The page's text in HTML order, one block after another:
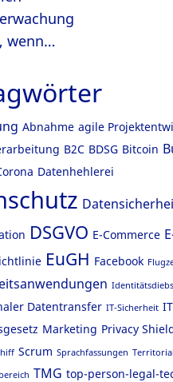
wenn…
Abnahme agile
B2C BDSG Bitcoin
Datenhehlerei
DSGVO E-Commerce
EuGH Facebook
Datentransfer IT-Sicherheit
Marketing Privacy
Scrum Sprachfassungen
TMG top-person-legal-